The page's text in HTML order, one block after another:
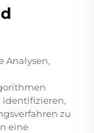
Analysen,
identifizieren,
zu
eine